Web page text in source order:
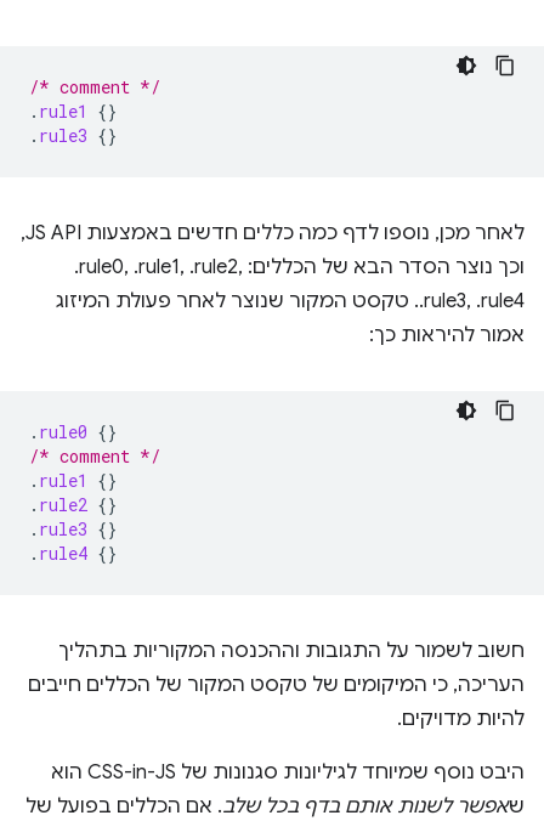
/* comment */
. rule1
{}
. rule3 {}
לאחר מכן, נוספו לדף כמה כללים חדשים באמצעות JS API,
וכך נוצר הסדר הבא של הכללים: ‎.rule0, ‎.rule1, ‎.rule2,
‎.rule3, ‎.rule4. טקסט המקור שנוצר לאחר פעולת המיזוג
אמור להיראות כך:
. rule0 {}
/* comment */
. rule1
{}
. rule2 {}
. rule3 {}
. rule4 {}
חשוב לשמור על התגובות וההכנסה המקוריות בתהליך
העריכה, כי המיקומים של טקסט המקור של הכללים חייבים
להיות מדויקים.
היבט נוסף שמיוחד לגיליונות סגנונות של CSS-in-JS הוא
שאפשר לשנות אותם בדף בכל שלב. אם הכללים בפועל של